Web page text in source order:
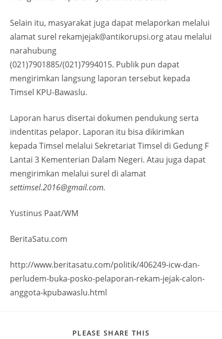
Selain itu, masyarakat juga dapat melaporkan melalui
alamat surel rekamjejak@antikorupsi.orgatau melalui
narahubung
(021)7901885/(021)7994015. Publik pun dapat
mengirimkan langsung laporan tersebut kepada
Timsel KPU-Bawaslu.
Laporan harus disertai dokumen pendukung serta
indentitas pelapor. Laporan itu bisa dikirimkan
kepada Timsel melalui Sekretariat Timsel di Gedung F
Lantai 3 Kementerian Dalam Negeri. Atau juga dapat
mengirimkan melalui surel di alamat
settimsel.2016@gmail.com.
Yustinus Paat/WM
BeritaSatu.com
http://www.beritasatu.com/politik/406249-icw-dan-
perludem-buka-posko-pelaporan-rekam-jejak-calon-
anggota-kpubawaslu.html
PLEASE SHARE THIS